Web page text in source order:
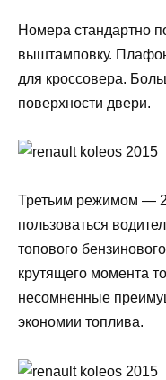
Номера стандартно
выштамповку.
для кроссовера.
поверхности двери.
Третьим режимом —
пользоваться
топового
крутящего момента
несомненные
экономии топлива.